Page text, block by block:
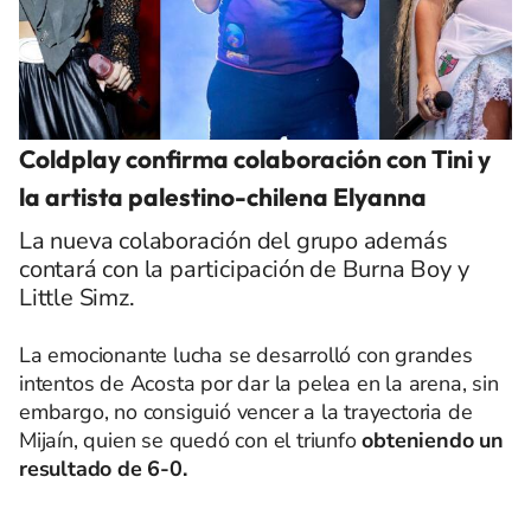
Coldplay confirma colaboración con Tini y
la artista palestino-chilena Elyanna
La nueva colaboración del grupo además
contará con la participación de Burna Boy y
Little Simz.
La emocionante lucha se desarrolló con grandes
intentos de Acosta por dar la pelea en la arena, sin
embargo, no consiguió vencer a la trayectoria de
Mijaín, quien se quedó con el triunfoobteniendo un
resultado de 6-0.